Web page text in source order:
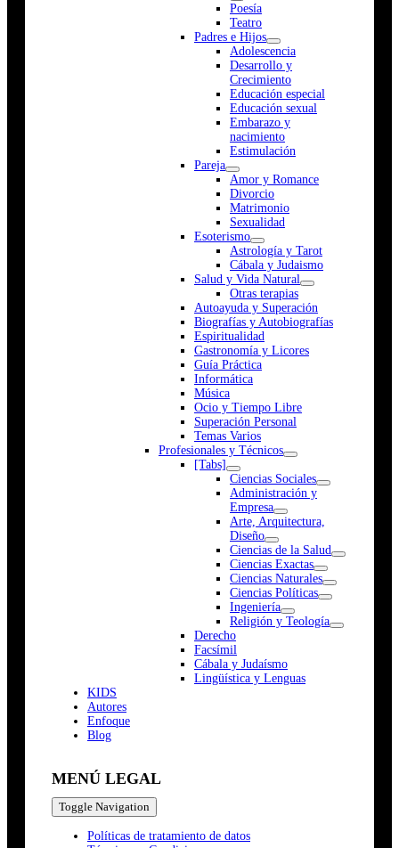
Poesía
Teatro
Padres e Hijos
Adolescencia
Desarrollo y
Crecimiento
Educación especial
Educación sexual
Embarazo y
nacimiento
Estimulación
Pareja
Amor y Romance
Divorcio
Matrimonio
Sexualidad
Esoterismo
Astrología y Tarot
Cábala y Judaismo
Salud y Vida Natural
Otras terapias
Autoayuda y Superación
Biografías y Autobiografías
Espiritualidad
Gastronomía y Licores
Guía Práctica
Informática
Música
Ocio y Tiempo Libre
Superación Personal
Temas Varios
Profesionales y Técnicos
[Tabs]
Ciencias Sociales
Administración y
Empresa
Arte, Arquitectura,
Diseño
Ciencias de la Salud
Ciencias Exactas
Ciencias Naturales
Ciencias Políticas
Ingeniería
Religión y Teología
Derecho
Facsímil
Cábala y Judaísmo
Lingüística y Lenguas
KIDS
Autores
Enfoque
Blog
MENÚ LEGAL
Toggle Navigation
Políticas de tratamiento de datos